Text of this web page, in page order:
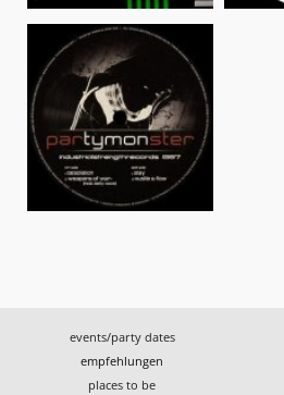
events/party dates
empfehlungen
places to be